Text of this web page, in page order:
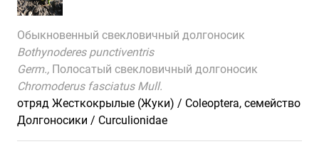
Обыкновенный свекловичный долгоносик
Bothynoderes punctiventris
Germ., Полосатый свекловичный долгоносик
Chromoderus fasciatus Mull.
отряд Жесткокрылые (Жуки) / Coleoptera, семейство
Долгоносики / Curculionidae